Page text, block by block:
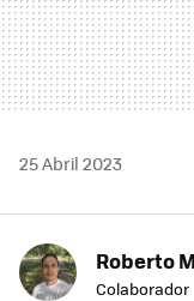
25 Abril 2023
Roberto
Colaborador